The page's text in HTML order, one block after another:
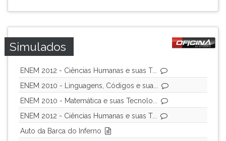
Simulados
ENEM 2012 - Ciências Humanas e suas T...
ENEM 2010 - Linguagens, Códigos e sua...
ENEM 2010 - Matemática e suas Tecnolo...
ENEM 2012 - Ciências Humanas e suas T...
Auto da Barca do Inferno